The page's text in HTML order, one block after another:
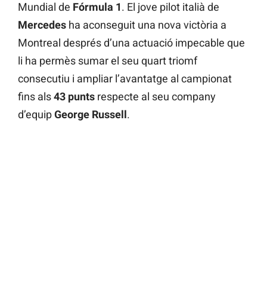
Mundial de Fórmula 1. El jove pilot italià de
Mercedes ha aconseguit una nova victòria a
Montreal després d’una actuació impecable que
li ha permès sumar el seu quart triomf
consecutiu i ampliar l’avantatge al campionat
fins als43 punts respecte al seu company
d’equipGeorge Russell.